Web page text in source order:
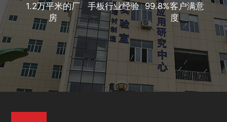
1.2万平米的厂
房
手板行业经验 99.8%客户满意
度